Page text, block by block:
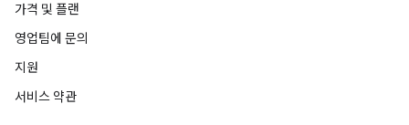
가격 및 플랜
영업팀에 문의
지원
서비스 약관